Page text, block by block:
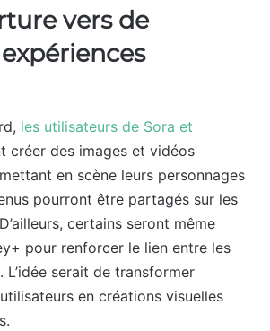
vers de
les utilisateurs de Sora et
créer des images et vidéos
en scène leurs personnages
pourront être partagés sur les
certains seront même
pour renforcer le lien entre les
L’idée serait de transformer
en créations visuelles